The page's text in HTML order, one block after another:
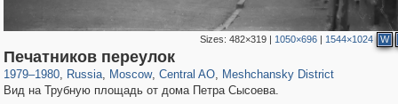
Sizes: 482×319| 1050×696| 1544×1024 W
Печатников переулок
1979–1980, Russia
1,406,837 29,243
, Moscow
319,861 8,286
, Central AO
160,009
, Meshchansky District
Вид на Трубную площадь от дома Петра Сысоева.